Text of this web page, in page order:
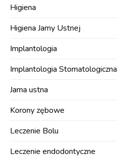
Higiena
Higiena Jamy Ustnej
Implantologia
Implantologia Stomatologiczna
Jama ustna
Korony zębowe
Leczenie Bolu
Leczenie endodontyczne